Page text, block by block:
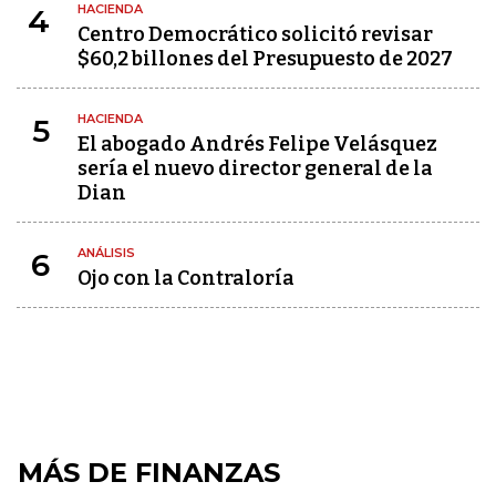
4 HACIENDA
Centro Democrático solicitó revisar
$60,2 billones del Presupuesto de 2027
5 HACIENDA
El abogado Andrés Felipe Velásquez
sería el nuevo director general de la
Dian
6 ANÁLISIS
Ojo con la Contraloría
MÁS DE FINANZAS